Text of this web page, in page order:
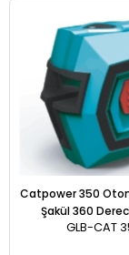
Catpower 350
Şakül 360
GLB-CAT